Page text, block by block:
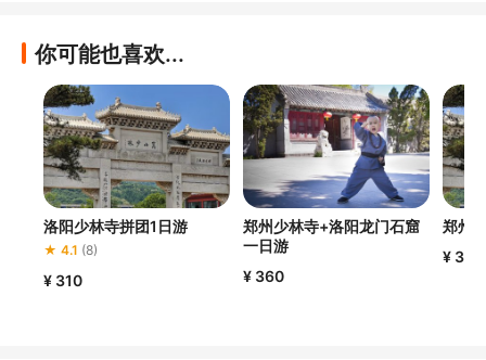
你可能也喜欢...
洛阳少林寺拼团1日游
★ 4.1 (8)
¥ 310
郑州少林寺+洛阳龙门石窟
一日游
¥ 360
郑州
¥ 310